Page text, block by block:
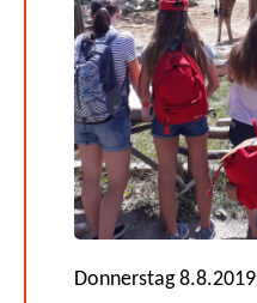
Donnerstag 8.8.2019